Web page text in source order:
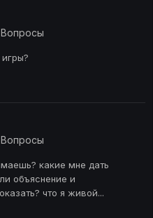
Вопросы
Вопросы
какие мне дать
объяснение и
что я живой...